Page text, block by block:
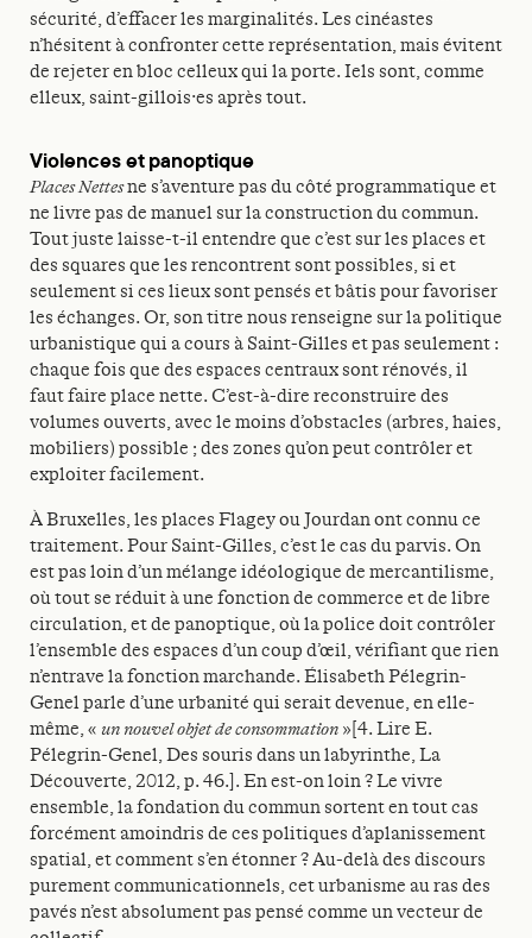
sécurité, d’effacer les marginalités. Les cinéastes
n’hésitent à confronter cette représentation, mais évitent
de rejeter en bloc celleux qui la porte. Iels sont, comme
elleux, saint-gillois·es après tout.
Violences et panoptique
Places Nettesne s’aventure pas du côté programmatique et
ne livre pas de manuel sur la construction du commun.
Tout juste laisse-t-il entendre que c’est sur les places et
des squares que les rencontrent sont possibles, si et
seulement si ces lieux sont pensés et bâtis pour favoriser
les échanges. Or, son titre nous renseigne sur la politique
urbanistique qui a cours à Saint-Gilles et pas seulement :
chaque fois que des espaces centraux sont rénovés, il
faut faire place nette. C’est-à-dire reconstruire des
volumes ouverts, avec le moins d’obstacles (arbres, haies,
mobiliers) possible ; des zones qu’on peut contrôler et
exploiter facilement.
À Bruxelles, les places Flagey ou Jourdan ont connu ce
traitement. Pour Saint-Gilles, c’est le cas du parvis. On
est pas loin d’un mélange idéologique de mercantilisme,
où tout se réduit à une fonction de commerce et de libre
circulation, et de panoptique, où la police doit contrôler
l’ensemble des espaces d’un coup d’œil, vérifiant que rien
n’entrave la fonction marchande. Élisabeth Pélegrin-
Genel parle d’une urbanité qui serait devenue, en elle-
même, « un nouvel objet de consommation »[4. Lire E.
Pélegrin-Genel, Des souris dans un labyrinthe, La
Découverte, 2012, p. 46.]. En est-on loin ? Le vivre
ensemble, la fondation du commun sortent en tout cas
forcément amoindris de ces politiques d’aplanissement
spatial, et comment s’en étonner ? Au-delà des discours
purement communicationnels, cet urbanisme au ras des
pavés n’est absolument pas pensé comme un vecteur de